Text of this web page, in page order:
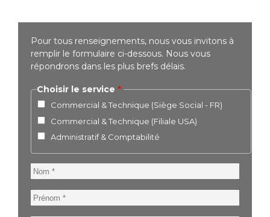
Pour tous renseignements, nous vous invitons à
remplir le formulaire ci-dessous. Nous vous
répondrons dans les plus brefs délais.
Choisir le service
Commercial & Technique (Siège Social - FR)
Commercial & Technique (Filiale USA)
Administratif & Comptabilité
Nom
Prénom